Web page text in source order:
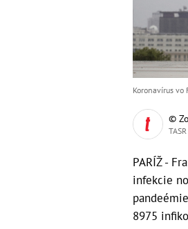
Koronavírus vo
©
TASR
PARÍŽ -
infekcie
8975